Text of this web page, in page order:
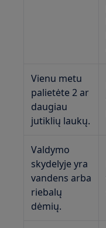
Vienu metu
palietėte 2 ar
daugiau
jutiklių laukų.
Valdymo
skydelyje yra
vandens arba
riebalų
dėmių.